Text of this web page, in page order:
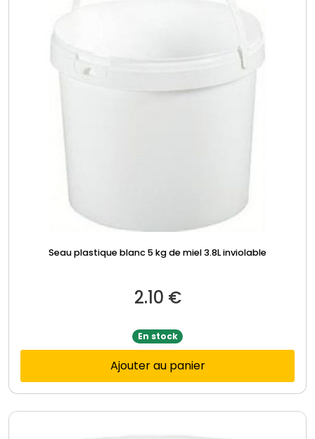
Seau plastique blanc 5 kg de miel 3.8L inviolable
2.10 €
En stock
Ajouter au panier